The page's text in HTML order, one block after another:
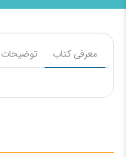
معرفی کتاب توضیحات